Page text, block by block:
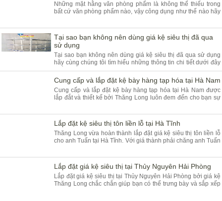
Những mặt hằng văn phòng phẩm là không thể thiếu trong
bất cứ văn phòng phẩm nào, vậy công dụng như thế nào hãy
nhé.
Tại sao bạn không nên dùng giá kệ siêu thị đã qua
sử dụng
Tại sao bạn không nên dùng giá kệ siêu thị đã qua sử dụng
hãy cùng chúng tôi tìm hiểu những thông tin chi tiết dưới đây
chắc chắn sẽ không làm bạn thất vọng.
Cung cấp và lắp đặt kệ bày hàng tạp hóa tại Hà Nam
Cung cấp và lắp đặt kệ bày hàng tạp hóa tại Hà Nam được
lắp đắt và thiết kế bởi Thăng Long luôn đem đến cho bạn sự
Lắp đặt kệ siêu thị tôn liền lỗ tại Hà Tĩnh
Thăng Long vừa hoàn thành lắp đặt giá kệ siêu thị tôn liền lỗ
cho anh Tuấn tại Hà Tĩnh. Với giá thành phải chăng anh Tuấn
của Thăng Long.
Lắp đặt giá kệ siêu thị tại Thủy Nguyên Hải Phòng
Lắp đặt giá kệ siêu thị tại Thủy Nguyên Hải Phòng bởi giá kệ
Thăng Long chắc chắn giúp bạn có thể trưng bày và sắp xếp